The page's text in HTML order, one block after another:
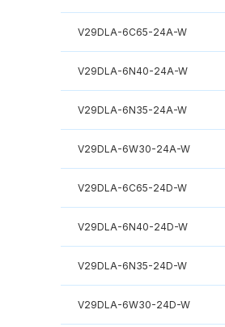
V29DLA-6C65-24A-W
V29DLA-6N40-24A-W
V29DLA-6N35-24A-W
V29DLA-6W30-24A-W
V29DLA-6C65-24D-W
V29DLA-6N40-24D-W
V29DLA-6N35-24D-W
V29DLA-6W30-24D-W